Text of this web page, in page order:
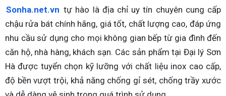
Sonha.net.vn tự hào là địa chỉ uy tín chuyên cung cấp
chậu rửa bát chính hãng, giá tốt, chất lượng cao, đáp ứng
nhu cầu sử dụng cho mọi không gian bếp từ gia đình đến
căn hộ, nhà hàng, khách sạn. Các sản phẩm tại Đại lý Sơn
Hà được tuyển chọn kỹ lưỡng với chất liệu inox cao cấp,
độ bền vượt trội, khả năng chống gỉ sét, chống trầy xước